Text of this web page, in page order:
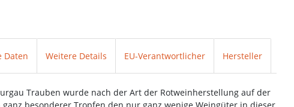
Daten Weitere Details EU-Verantwortlicher Hersteller
Trauben wurde nach der Art der Rotweinherstellung auf der